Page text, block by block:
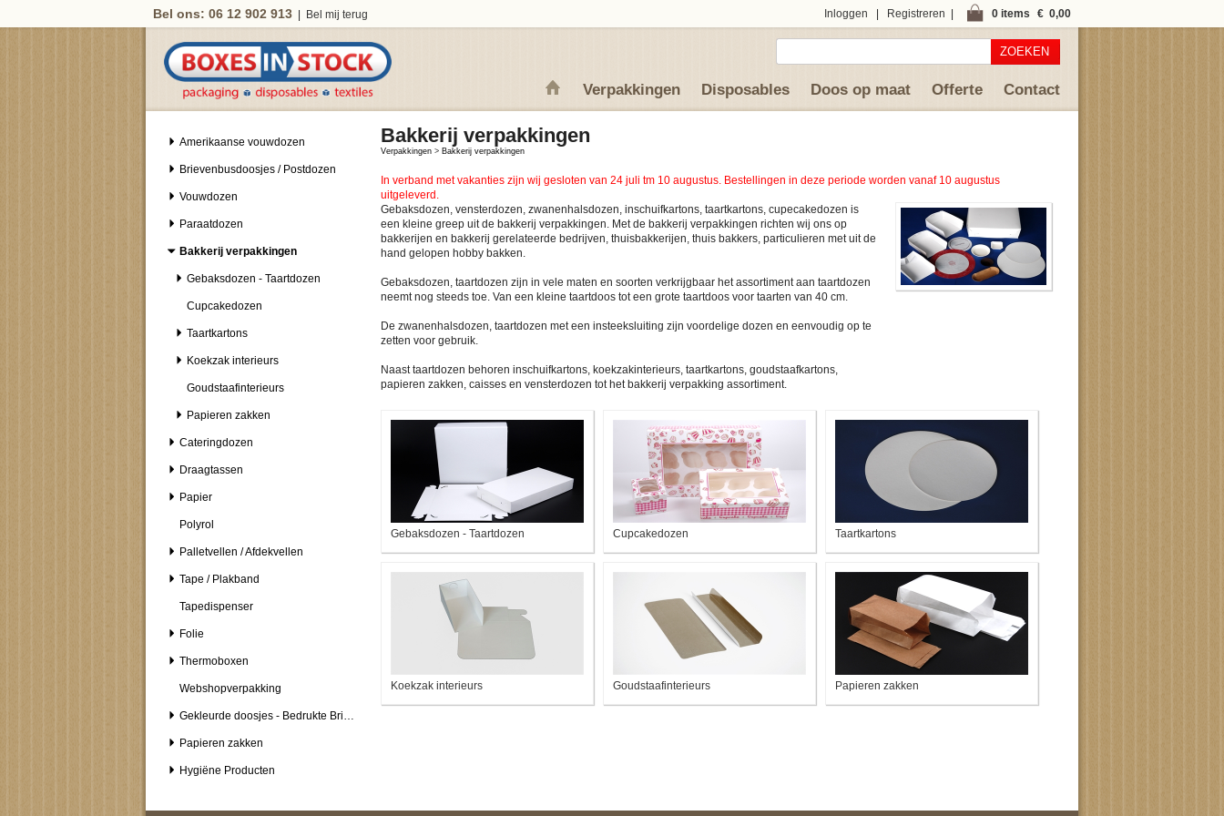
Bel ons: 06 12 902 913 Bel mij terug 0 items € 0,00
Inloggen Registreren
ZOEKEN
Verpakkingen Disposables Doos op maat Offerte Contact
Amerikaanse vouwdozen
Brievenbusdoosjes / Postdozen
Vouwdozen
Paraatdozen
Bakkerij verpakkingen
Gebaksdozen - Taartdozen
Cupcakedozen
Taartkartons
Koekzak interieurs
Goudstaafinterieurs
Papieren zakken
Cateringdozen
Draagtassen
Papier
Polyrol
Palletvellen / Afdekvellen
Tape / Plakband
Tapedispenser
Folie
Thermoboxen
Webshopverpakking
Gekleurde doosjes - Bedrukte Brievenbusdozen
Papieren zakken
Hygiëne Producten
Bakkerij verpakkingen
Verpakkingen > Bakkerij verpakkingen
In verband met vakanties zijn wij gesloten van 24 juli tm 10 augustus. Bestellingen in deze periode worden vanaf 10 augustus
uitgeleverd.
Gebaksdozen, vensterdozen, zwanenhalsdozen, inschuifkartons, taartkartons, cupecakedozen is
een kleine greep uit de bakkerij verpakkingen. Met de bakkerij verpakkingen richten wij ons op
bakkerijen en bakkerij gerelateerde bedrijven, thuisbakkerijen, thuis bakkers, particulieren met uit de
hand gelopen hobby bakken.
Gebaksdozen, taartdozen zijn in vele maten en soorten verkrijgbaar het assortiment aan taartdozen
neemt nog steeds toe. Van een kleine taartdoos tot een grote taartdoos voor taarten van 40 cm.
De zwanenhalsdozen, taartdozen met een insteeksluiting zijn voordelige dozen en eenvoudig op te
zetten voor gebruik.
Naast taartdozen behoren inschuifkartons, koekzakinterieurs, taartkartons, goudstaafkartons,
papieren zakken, caisses en vensterdozen tot het bakkerij verpakking assortiment.
Gebaksdozen - Taartdozen Cupcakedozen Taartkartons
Koekzak interieurs Goudstaafinterieurs Papieren zakken